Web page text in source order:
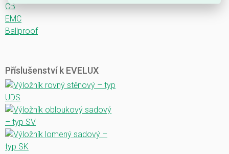
CB
EMC
Ballproof
Příslušenství k EVELUX